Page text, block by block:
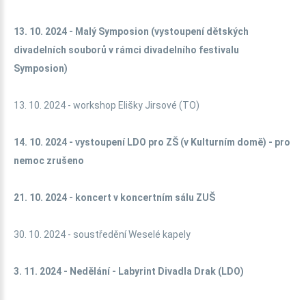
13. 10. 2024 - Malý Symposion (vystoupení dětských
divadelních souborů v rámci divadelního festivalu
Symposion)
13. 10. 2024 - workshop Elišky Jirsové (TO)
14. 10. 2024 - vystoupení LDO pro ZŠ (v Kulturním domě) - pro
nemoc zrušeno
21. 10. 2024 - koncert v koncertním sálu ZUŠ
30. 10. 2024 - soustředění Weselé kapely
3. 11. 2024 - Nedělání - Labyrint Divadla Drak (LDO)